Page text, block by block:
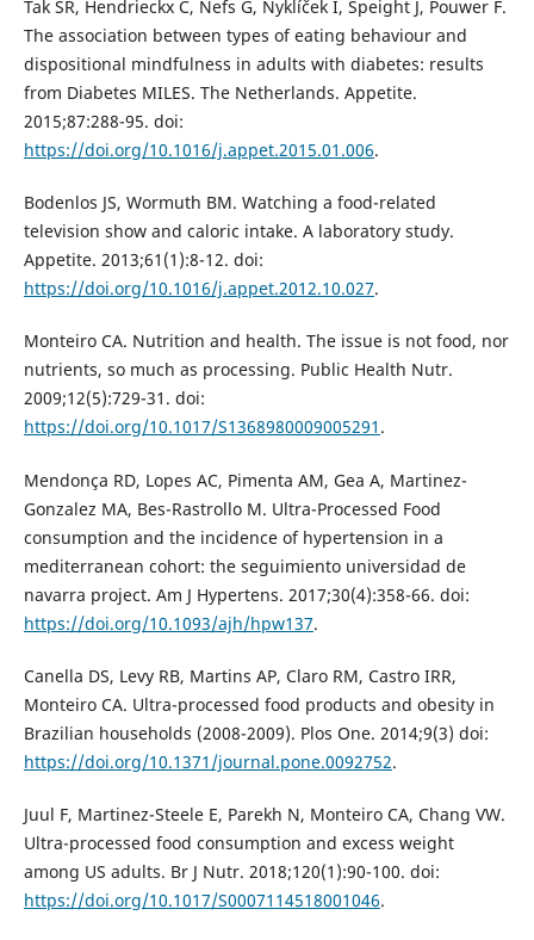
Tak SR, Hendrieckx C, Nefs G, Nyklíček I, Speight J, Pouwer F.
The association between types of eating behaviour and
dispositional mindfulness in adults with diabetes: results
from Diabetes MILES. The Netherlands. Appetite.
2015;87:288-95. doi:
https://doi.org/10.1016/j.appet.2015.01.006.
Bodenlos JS, Wormuth BM. Watching a food-related
television show and caloric intake. A laboratory study.
Appetite. 2013;61(1):8-12. doi:
https://doi.org/10.1016/j.appet.2012.10.027.
Monteiro CA. Nutrition and health. The issue is not food, nor
nutrients, so much as processing. Public Health Nutr.
2009;12(5):729-31. doi:
https://doi.org/10.1017/S1368980009005291 .
Mendonça RD, Lopes AC, Pimenta AM, Gea A, Martinez-
Gonzalez MA, Bes-Rastrollo M. Ultra-Processed Food
consumption and the incidence of hypertension in a
mediterranean cohort: the seguimiento universidad de
navarra project. Am J Hypertens. 2017;30(4):358-66. doi:
https://doi.org/10.1093/ajh/hpw137.
Canella DS, Levy RB, Martins AP, Claro RM, Castro IRR,
Monteiro CA. Ultra-processed food products and obesity in
Brazilian households (2008-2009). Plos One. 2014;9(3) doi:
https://doi.org/10.1371/journal.pone.0092752.
Juul F, Martinez-Steele E, Parekh N, Monteiro CA, Chang VW.
Ultra-processed food consumption and excess weight
among US adults. Br J Nutr. 2018;120(1):90-100. doi:
https://doi.org/10.1017/S0007114518001046.